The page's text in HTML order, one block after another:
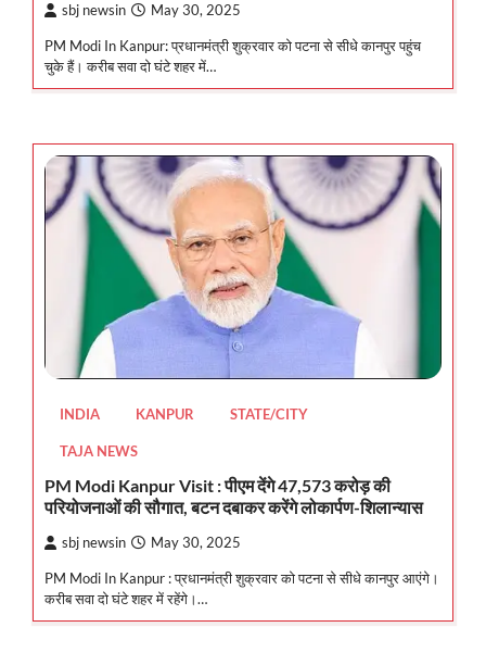
sbj newsin May 30, 2025
PM Modi In Kanpur: प्रधानमंत्री शुक्रवार को पटना से सीधे कानपुर पहुंच
चुके हैं। करीब सवा दो घंटे शहर में…
INDIA KANPUR STATE/CITY
TAJA NEWS
PM Modi Kanpur Visit : पीएम देंगे 47,573 करोड़ की
परियोजनाओं की सौगात, बटन दबाकर करेंगे लोकार्पण-शिलान्यास
sbj newsin May 30, 2025
PM Modi In Kanpur : प्रधानमंत्री शुक्रवार को पटना से सीधे कानपुर आएंगे।
करीब सवा दो घंटे शहर में रहेंगे।…